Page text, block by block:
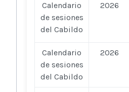
Calendario
de sesiones
del Cabildo
2026
Calendario
de sesiones
del Cabildo
2026